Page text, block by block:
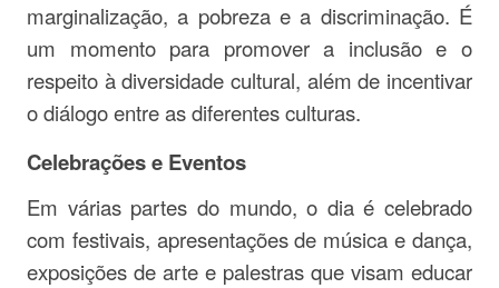
marginalização, a pobreza e a discriminação. É
um momento para promover a inclusão e o
respeito à diversidade cultural, além de incentivar
o diálogo entre as diferentes culturas.
Celebrações e Eventos
Em várias partes do mundo, o dia é celebrado
com festivais, apresentações de música e dança,
exposições de arte e palestras que visam educar